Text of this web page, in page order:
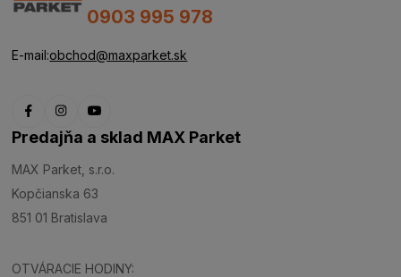
0903 995 978
E-mail:obchod@maxparket.sk
Predajňa a sklad MAX Parket
MAX Parket, s.r.o.
Kopčianska 63
851 01 Bratislava
OTVÁRACIE HODINY: